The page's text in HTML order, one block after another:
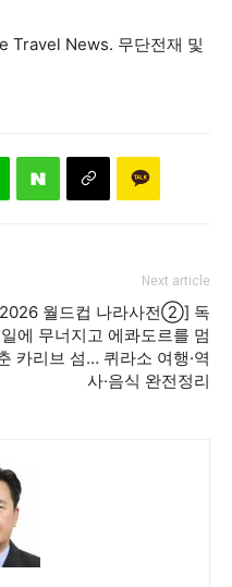
News. 무단전재 및
Next article
월드컵 나라사전②] 독
일에 무너지고 에콰도르를 멈
카리브 섬… 퀴라소 여행·역
사·음식 완전정리